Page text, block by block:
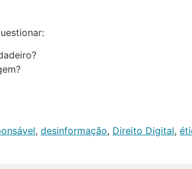
, desinformação, Direito Digital,